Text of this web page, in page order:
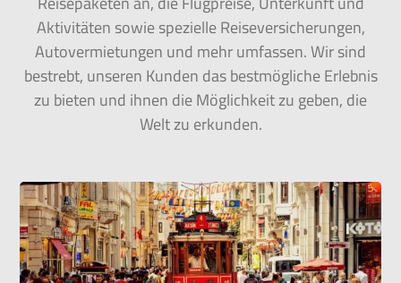
Aktivitäten sowie spezielle Reiseversicherungen,
Autovermietungen und mehr umfassen. Wir sind
bestrebt, unseren Kunden das bestmögliche Erlebnis
zu bieten und ihnen die Möglichkeit zu geben, die
Welt zu erkunden.